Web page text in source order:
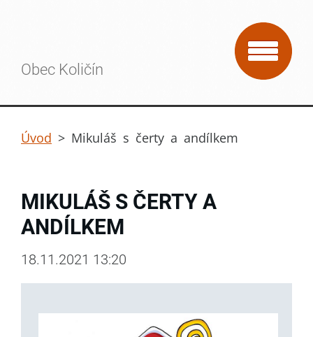
Obec Količín
Úvod > Mikuláš s čerty a andílkem
MIKULÁŠ S ČERTY A
ANDÍLKEM
18.11.2021 13:20